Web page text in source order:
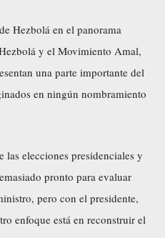
Hezbolá en el panorama
y el Movimiento Amal,
una parte importante del
en ningún nombramiento
las elecciones presidenciales y
pronto para evaluar
pero con el presidente,
enfoque está en reconstruir el